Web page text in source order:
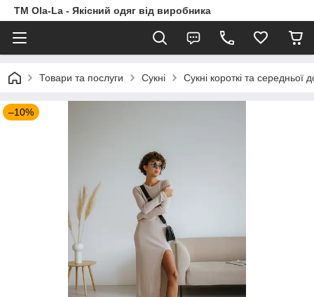
TM Ola-La - Якісний одяг від виробника
Товари та послуги Сукні Сукні короткі та середньої
–10%